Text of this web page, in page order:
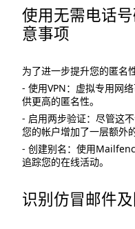
使用无需电话
意事项
为了进一步提升您的匿名
- 使用VPN：虚拟专用网
供更高的匿名性。
- 启用两步验证：尽管这
您的帐户增加了一层额外
- 创建别名：使用
追踪您的在线活动。
识别仿冒邮件